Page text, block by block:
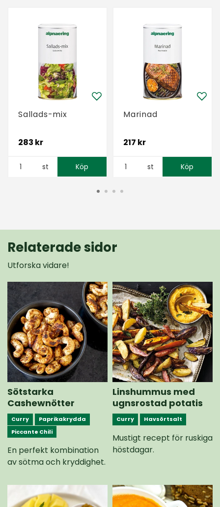
Sallads-mix
283 kr
st Köp
Marinad
217 kr
st Köp
Relaterade sidor
Utforska vidare!
Sötstarka
Cashewnötter
Curry
Paprikakrydda
Piccante Chili
En perfekt kombination
av sötma och kryddighet.
Linshummus med
ugnsrostad potatis
Curry Havsörtsalt
Mustigt recept för ruskiga
höstdagar.